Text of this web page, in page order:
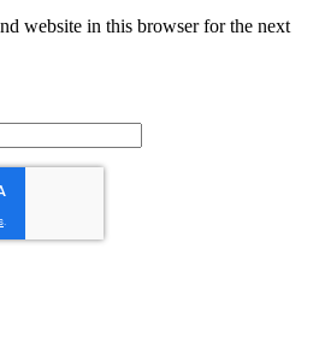
website in this browser for the next